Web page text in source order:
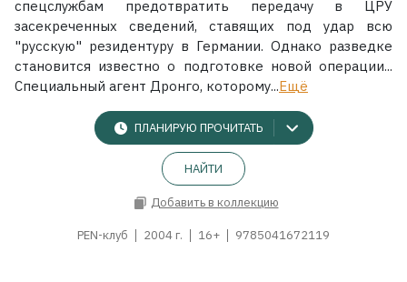
спецслужбам предотвратить передачу в ЦРУ
засекреченных сведений, ставящих под удар всю
"русскую" резидентуру в Германии. Однако разведке
становится известно о подготовке новой операции...
Специальный агент Дронго, которому...Ещё
ПЛАНИРУЮ ПРОЧИТАТЬ
НАЙТИ
Добавить в коллекцию
PEN-клуб 2004 г. 16+ 9785041672119